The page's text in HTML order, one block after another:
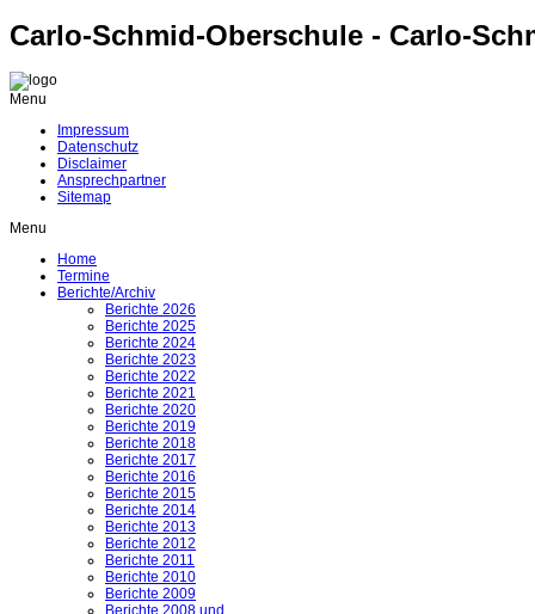
Carlo-Schmid-Oberschule - Carlo-
Menu
Impressum
Datenschutz
Disclaimer
Ansprechpartner
Sitemap
Menu
Home
Termine
Berichte/Archiv
Berichte 2026
Berichte 2025
Berichte 2024
Berichte 2023
Berichte 2022
Berichte 2021
Berichte 2020
Berichte 2019
Berichte 2018
Berichte 2017
Berichte 2016
Berichte 2015
Berichte 2014
Berichte 2013
Berichte 2012
Berichte 2011
Berichte 2010
Berichte 2009
Berichte 2008 und